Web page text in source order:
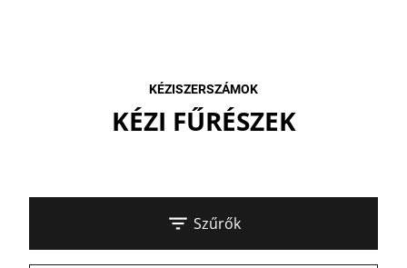
KÉZISZERSZÁMOK
KÉZI FŰRÉSZEK
Szűrők